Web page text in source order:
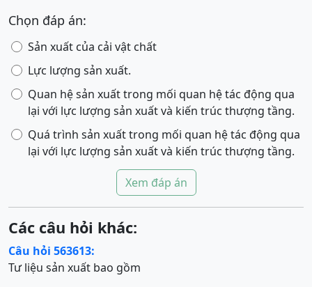
Chọn đáp án:
Sản xuất của cải vật chất
Lực lượng sản xuất.
Quan hệ sản xuất trong mối quan hệ tác động qua
lại với lực lượng sản xuất và kiến trúc thượng tầng.
Quá trình sản xuất trong mối quan hệ tác động qua
lại với lực lượng sản xuất và kiến trúc thượng tầng.
Xem đáp án
Các câu hỏi khác:
Câu hỏi 563613:
Tư liệu sản xuất bao gồm